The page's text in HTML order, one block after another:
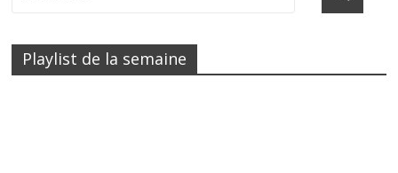
Playlist de la semaine